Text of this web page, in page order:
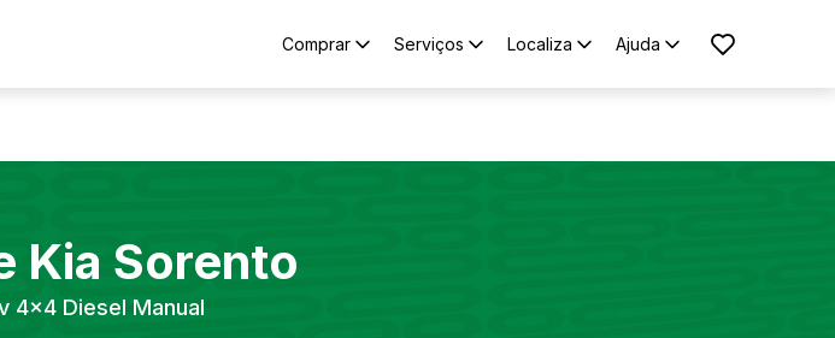
Comprar Serviços Localiza Ajuda
Kia Sorento
4x4 Diesel Manual